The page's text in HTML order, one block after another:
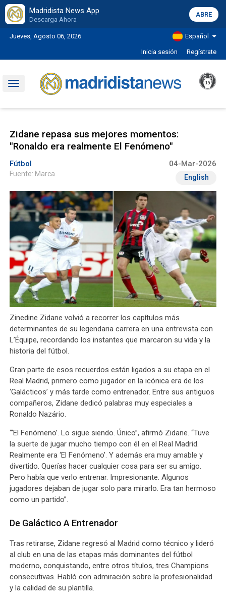
Madridista News App
Descarga Ahora
ABRE
Jueves, Agosto 06, 2026 Español
Inicia sesión Regístrate
Toggle
Zidane repasa sus mejores momentos:
"Ronaldo era realmente El Fenómeno"
Fútbol 04-Mar-2026
Fuente: Marca English
Zinedine Zidane volvió a recorrer los capítulos más
determinantes de su legendaria carrera en una entrevista con
L’Équipe, recordando los instantes que marcaron su vida y la
historia del fútbol.
Gran parte de esos recuerdos están ligados a su etapa en el
Real Madrid, primero como jugador en la icónica era de los
‘Galácticos’ y más tarde como entrenador. Entre sus antiguos
compañeros, Zidane dedicó palabras muy especiales a
Ronaldo Nazário.
“‘El Fenómeno’. Lo sigue siendo. Único”, afirmó Zidane. “Tuve
la suerte de jugar mucho tiempo con él en el Real Madrid.
Realmente era ‘El Fenómeno’. Y además era muy amable y
divertido. Querías hacer cualquier cosa para ser su amigo.
Pero había que verlo entrenar. Impresionante. Algunos
jugadores dejaban de jugar solo para mirarlo. Era tan hermoso
como un partido”.
De Galáctico A Entrenador
Tras retirarse, Zidane regresó al Madrid como técnico y lideró
al club en una de las etapas más dominantes del fútbol
moderno, conquistando, entre otros títulos, tres Champions
consecutivas. Habló con admiración sobre la profesionalidad
y la calidad de su plantilla.